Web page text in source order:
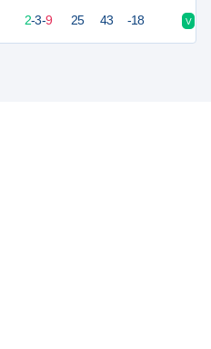
2-3-9 25 43 -18 V